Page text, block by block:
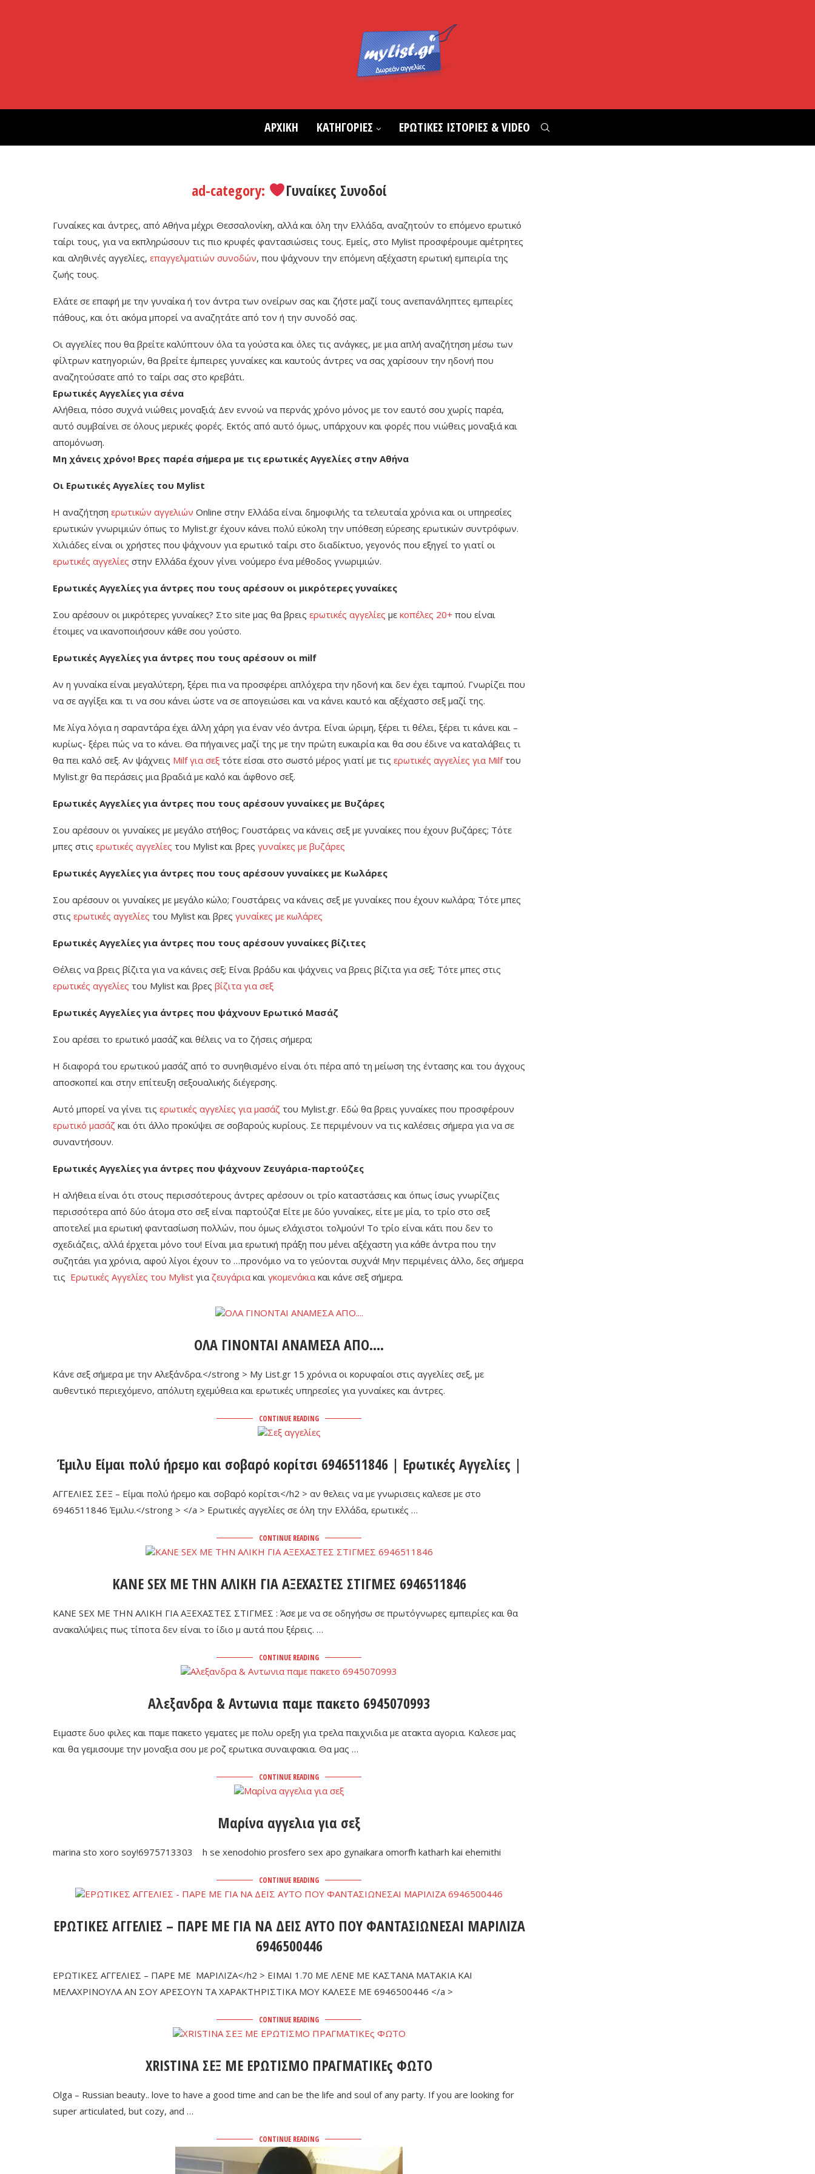
ΑΡΧΙΚΗ ΚΑΤΗΓΟΡΙΕΣ ΕΡΩΤΙΚΕΣ ΙΣΤΟΡΙΕΣ & VIDEO
ad-category: Γυναίκες Συνοδοί
Γυναίκες και άντρες, από Αθήνα μέχρι Θεσσαλονίκη, αλλά και όλη την Ελλάδα, αναζητούν το επόμενο ερωτικό
ταίρι τους, για να εκπληρώσουν τις πιο κρυφές φαντασιώσεις τους. Εμείς, στο Mylist προσφέρουμε αμέτρητες
και αληθινές αγγελίες, επαγγελματιών συνοδών, που ψάχνουν την επόμενη αξέχαστη ερωτική εμπειρία της
ζωής τους.
Ελάτε σε επαφή με την γυναίκα ή τον άντρα των ονείρων σας και ζήστε μαζί τους ανεπανάληπτες εμπειρίες
πάθους, και ότι ακόμα μπορεί να αναζητάτε από τον ή την συνοδό σας.
Οι αγγελίες που θα βρείτε καλύπτουν όλα τα γούστα και όλες τις ανάγκες, με μια απλή αναζήτηση μέσω των
φίλτρων κατηγοριών, θα βρείτε έμπειρες γυναίκες και καυτούς άντρες να σας χαρίσουν την ηδονή που
αναζητούσατε από το ταίρι σας στο κρεβάτι.
Ερωτικές Αγγελίες για σένα
Αλήθεια, πόσο συχνά νιώθεις μοναξιά; Δεν εννοώ να περνάς χρόνο μόνος με τον εαυτό σου χωρίς παρέα,
αυτό συμβαίνει σε όλους μερικές φορές. Εκτός από αυτό όμως, υπάρχουν και φορές που νιώθεις μοναξιά και
απομόνωση.
Μη χάνεις χρόνο! Βρες παρέα σήμερα με τις ερωτικές Αγγελίες στην Αθήνα
Οι Ερωτικές Αγγελίες του Mylist
Η αναζήτηση ερωτικών αγγελιών Online στην Ελλάδα είναι δημοφιλής τα τελευταία χρόνια και οι υπηρεσίες
ερωτικών γνωριμιών όπως το Mylist.gr έχουν κάνει πολύ εύκολη την υπόθεση εύρεσης ερωτικών συντρόφων.
Χιλιάδες είναι οι χρήστες που ψάχνουν για ερωτικό ταίρι στο διαδίκτυο, γεγονός που εξηγεί το γιατί οι
ερωτικές αγγελίες στην Ελλάδα έχουν γίνει νούμερο ένα μέθοδος γνωριμιών.
Ερωτικές Αγγελίες για άντρες που τους αρέσουν οι μικρότερες γυναίκες
Σου αρέσουν οι μικρότερες γυναίκες? Στο site μας θα βρεις ερωτικές αγγελίες με κοπέλες 20+ που είναι
έτοιμες να ικανοποιήσουν κάθε σου γούστο.
Ερωτικές Αγγελίες για άντρες που τους αρέσουν οι milf
Αν η γυναίκα είναι μεγαλύτερη, ξέρει πια να προσφέρει απλόχερα την ηδονή και δεν έχει ταμπού. Γνωρίζει που
να σε αγγίξει και τι να σου κάνει ώστε να σε απογειώσει και να κάνει καυτό και αξέχαστο σεξ μαζί της.
Με λίγα λόγια η σαραντάρα έχει άλλη χάρη για έναν νέο άντρα. Είναι ώριμη, ξέρει τι θέλει, ξέρει τι κάνει και –
κυρίως- ξέρει πώς να το κάνει. Θα πήγαινες μαζί της με την πρώτη ευκαιρία και θα σου έδινε να καταλάβεις τι
θα πει καλό σεξ. Αν ψάχνεις Milf για σεξ τότε είσαι στο σωστό μέρος γιατί με τις ερωτικές αγγελίες για Milfτου
Mylist.gr θα περάσεις μια βραδιά με καλό και άφθονο σεξ.
Ερωτικές Αγγελίες για άντρες που τους αρέσουν γυναίκες με Βυζάρες
Σου αρέσουν οι γυναίκες με μεγάλο στήθος; Γουστάρεις να κάνεις σεξ με γυναίκες που έχουν βυζάρες; Τότε
μπες στις ερωτικές αγγελίες του Mylist και βρες γυναίκες με βυζάρες
Ερωτικές Αγγελίες για άντρες που τους αρέσουν γυναίκες με Κωλάρες
Σου αρέσουν οι γυναίκες με μεγάλο κώλο; Γουστάρεις να κάνεις σεξ με γυναίκες που έχουν κωλάρα; Τότε μπες
στις ερωτικές αγγελίες του Mylist και βρες γυναίκες με κωλάρες
Ερωτικές Αγγελίες για άντρες που τους αρέσουν γυναίκες βίζιτες
Θέλεις να βρεις βίζιτα για να κάνεις σεξ; Είναι βράδυ και ψάχνεις να βρεις βίζιτα για σεξ; Τότε μπες στις
ερωτικές αγγελίες του Mylist και βρες βίζιτα για σεξ
Ερωτικές Αγγελίες για άντρες που ψάχνουν Ερωτικό Μασάζ
Σου αρέσει το ερωτικό μασάζ και θέλεις να το ζήσεις σήμερα;
Η διαφορά του ερωτικού μασάζ από το συνηθισμένο είναι ότι πέρα από τη μείωση της έντασης και του άγχους
αποσκοπεί και στην επίτευξη σεξουαλικής διέγερσης.
Αυτό μπορεί να γίνει τις ερωτικές αγγελίες για μασάζ του Mylist.gr. Εδώ θα βρεις γυναίκες που προσφέρουν
ερωτικό μασάζ και ότι άλλο προκύψει σε σοβαρούς κυρίους. Σε περιμένουν να τις καλέσεις σήμερα για να σε
συναντήσουν.
Ερωτικές Αγγελίες για άντρες που ψάχνουν Ζευγάρια-παρτούζες
Η αλήθεια είναι ότι στους περισσότερους άντρες αρέσουν οι τρίο καταστάσεις και όπως ίσως γνωρίζεις
περισσότερα από δύο άτομα στο σεξ είναι παρτούζα! Είτε με δύο γυναίκες, είτε με μία, το τρίο στο σεξ
αποτελεί μια ερωτική φαντασίωση πολλών, που όμως ελάχιστοι τολμούν! Το τρίο είναι κάτι που δεν το
σχεδιάζεις, αλλά έρχεται μόνο του! Είναι μια ερωτική πράξη που μένει αξέχαστη για κάθε άντρα που την
συζητάει για χρόνια, αφού λίγοι έχουν το …προνόμιο να το γεύονται συχνά! Μην περιμένεις άλλο, δες σήμερα
τις Ερωτικές Αγγελίες του Mylist για ζευγάρια και γκομενάκια και κάνε σεξ σήμερα.
ΟΛΑ ΓΙΝΟΝΤΑΙ ΑΝΑΜΕΣΑ ΑΠΟ….
Κάνε σεξ σήμερα με την Αλεξάνδρα.</strong > My List.gr 15 χρόνια οι κορυφαίοι στις αγγελίες σεξ, με
αυθεντικό περιεχόμενο, απόλυτη εχεμύθεια και ερωτικές υπηρεσίες για γυναίκες και άντρες.
CONTINUE READING
Έμιλυ Είμαι πολύ ήρεμο και σοβαρό κορίτσι 6946511846 | Ερωτικές Αγγελίες |
ΑΓΓΕΛΙΕΣ ΣΕΞ – Είμαι πολύ ήρεμο και σοβαρό κορίτσι</h2 > αν θελεις να με γνωρισεις καλεσε με στο
6946511846 Έμιλυ.</strong > </a > Ερωτικές αγγελίες σε όλη την Ελλάδα, ερωτικές …
CONTINUE READING
KANE SEX ΜΕ ΤΗΝ ΑΛΙΚΗ ΓΙΑ ΑΞΕΧΑΣΤΕΣ ΣΤΙΓΜΕΣ 6946511846
KANE SEX ΜΕ ΤΗΝ ΑΛΙΚΗ ΓΙΑ ΑΞΕΧΑΣΤΕΣ ΣΤΙΓΜΕΣ : Άσε με να σε οδηγήσω σε πρωτόγνωρες εμπειρίες και θα
ανακαλύψεις πως τίποτα δεν είναι το ίδιο μ αυτά που ξέρεις. …
CONTINUE READING
Αλεξανδρα & Αντωνια παμε πακετο 6945070993
Ειμαστε δυο φιλες και παμε πακετο γεματες με πολυ ορεξη για τρελα παιχνιδια με ατακτα αγορια. Καλεσε μας
και θα γεμισουμε την μοναξια σου με ροζ ερωτικα συναιφακια. Θα μας …
CONTINUE READING
Μαρίνα αγγελια για σεξ
marina sto xoro soy!6975713303 h se xenodohio prosfero sex apo gynaikara omorfh katharh kai ehemithi
CONTINUE READING
ΕΡΩΤΙΚΕΣ ΑΓΓΕΛΙΕΣ – ΠΑΡΕ ΜΕ ΓΙΑ ΝΑ ΔΕΙΣ ΑΥΤΟ ΠΟΥ ΦΑΝΤΑΣΙΩΝΕΣΑΙ ΜΑΡΙΛΙΖΑ
6946500446
ΕΡΩΤΙΚΕΣ ΑΓΓΕΛΙΕΣ – ΠΑΡΕ ΜΕ ΜΑΡΙΛΙΖΑ</h2 > ΕΙΜΑΙ 1.70 ΜΕ ΛΕΝΕ ΜΕ ΚΑΣΤΑΝΑ ΜΑΤΑΚΙΑ ΚΑΙ
ΜΕΛΑΧΡΙΝΟΥΛΑ ΑΝ ΣΟΥ ΑΡΕΣΟΥΝ ΤΑ ΧΑΡΑΚΤΗΡΙΣΤΙΚΑ ΜΟΥ ΚΑΛΕΣΕ ΜΕ 6946500446 </a >
CONTINUE READING
XRISTINA ΣΕΞ ΜΕ ΕΡΩΤΙΣΜΟ ΠΡΑΓΜΑΤΙΚΕς ΦΩΤΟ
Olga – Russian beauty.. love to have a good time and can be the life and soul of any party. If you are looking for
super articulated, but cozy, and …
CONTINUE READING